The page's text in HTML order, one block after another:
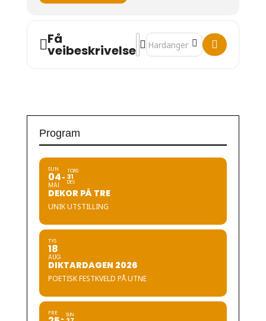
Få
veibeskrivelse
Address - Film: Apestjernen
Destination Address - Film:
Program
SUN
04
MAI
TORS
31
DES
DEKOR PÅ TRE
UNIK UTSTILLING
TYS
18
AUG
DIKTARDAGEN 2026
POETISK FESTKVELD PÅ UTNE
FRE SUN